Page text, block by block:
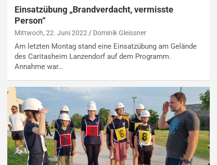
Einsatzübung „Brandverdacht, vermisste
Person“
Mittwoch, 22. Juni 2022 Dominik Gleissner
Am letzten Montag stand eine Einsatzübung am Gelände
des Caritasheim Lanzendorf auf dem Programm.
Annahme war…